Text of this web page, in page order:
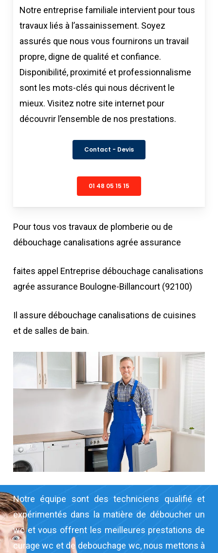
Notre entreprise familiale intervient pour tous
travaux liés à l’assainissement. Soyez
assurés que nous vous fournirons un travail
propre, digne de qualité et confiance.
Disponibilité, proximité et professionnalisme
sont les mots-clés qui nous décrivent le
mieux. Visitez notre site internet pour
découvrir l’ensemble de nos prestations.
Contact - Devis
01 48 05 15 15
Pour tous vos travaux de plomberie ou de
débouchage canalisations agrée assurance
faites appel Entreprise débouchage canalisations
agrée assurance Boulogne-Billancourt (92100)
Il assure débouchage canalisations de cuisines
et de salles de bain.
Notre équipe sont des techniciens qualifié et
expérimentés dans la matière de déboucher un
wc et vous offrent les meilleures prestations de
curage wc et de debouchage wc, nous mettons à